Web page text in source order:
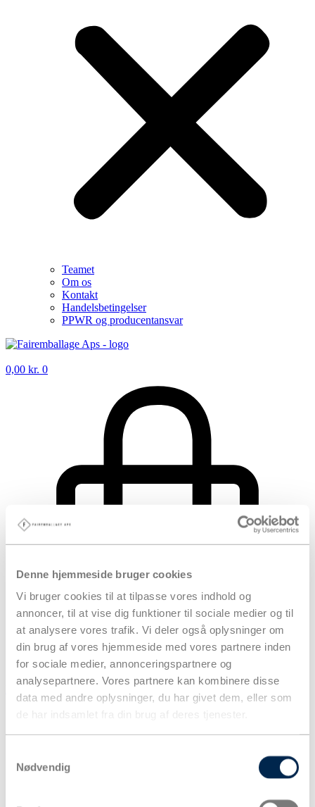
Denne hjemmeside bruger cookies
Vi bruger cookies til at tilpasse vores indhold og
annoncer, til at vise dig funktioner til sociale medier og til
at analysere vores trafik. Vi deler også oplysninger om
din brug af vores hjemmeside med vores partnere inden
for sociale medier, annonceringspartnere og
analysepartnere. Vores partnere kan kombinere disse
data med andre oplysninger, du har givet dem, eller som
de har indsamlet fra din brug af deres tjenester.
Nødvendig
Teamet
Om os
Kontakt
Handelsbetingelser
PPWR og producentansvar
0,00 kr. 0
Produkter